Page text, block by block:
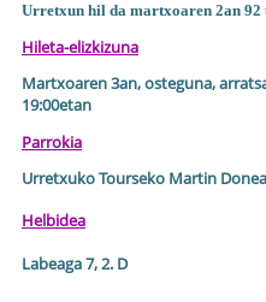
Urretxun hil da martxoaren 2an 92
Hileta-elizkizuna
Martxoaren 3an, osteguna,
19:00etan
Parrokia
Urretxuko Tourseko Martin Donea
Helbidea
Labeaga 7, 2. D